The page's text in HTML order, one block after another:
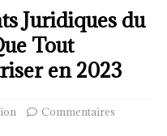
Juridiques du
Tout
en 2023
Commentaires